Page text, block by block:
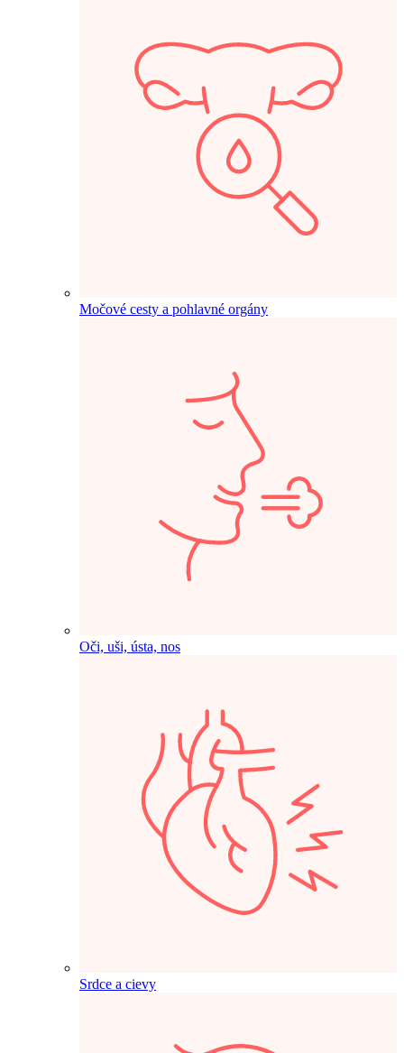
Močové cesty a pohlavné orgány
Oči, uši, ústa, nos
Srdce a cievy